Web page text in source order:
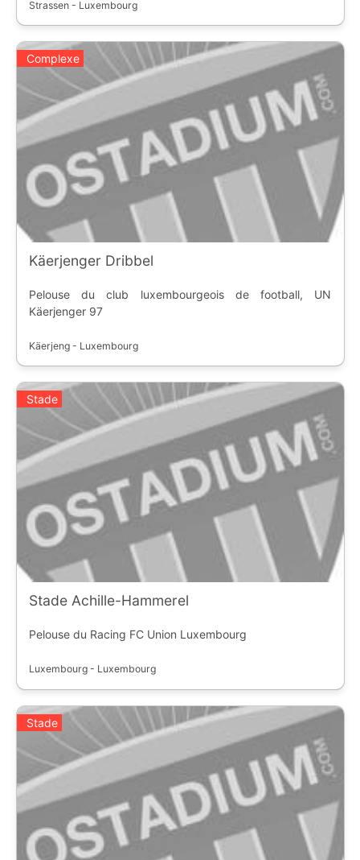
Strassen - Luxembourg
Complexe
Käerjenger Dribbel
Pelouse du club luxembourgeois de football, UN
Käerjenger 97
Käerjeng - Luxembourg
Stade
Stade Achille-Hammerel
Pelouse du Racing FC Union Luxembourg
Luxembourg - Luxembourg
Stade